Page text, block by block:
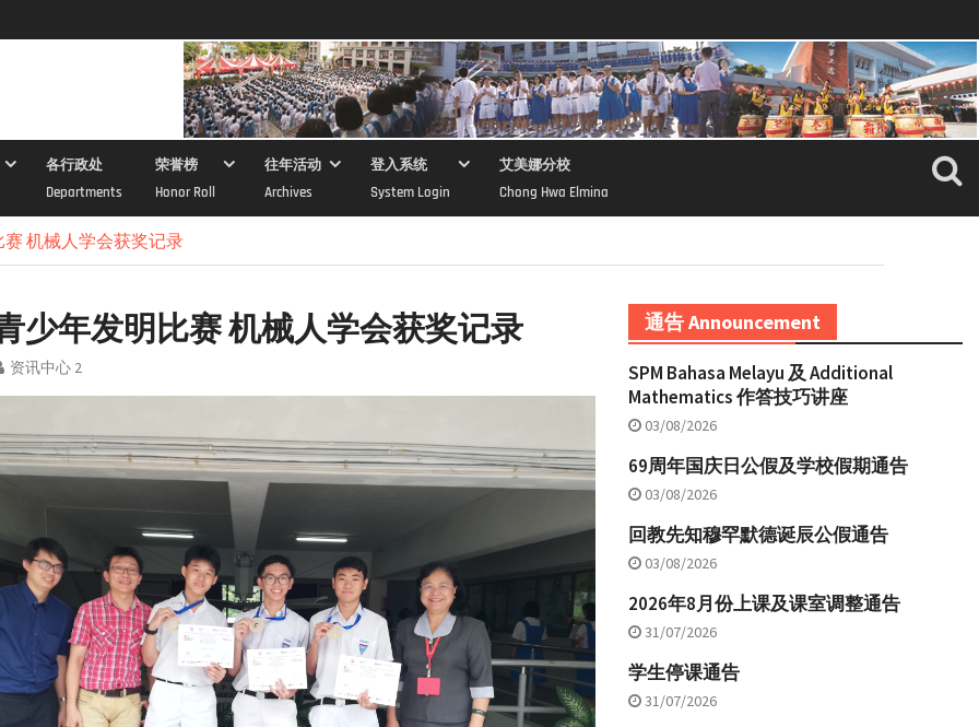
各行政处
Departments
荣誉榜
Honor Roll
往年活动
Archives
登入系统
System Login
艾美娜分校
Chong Hwa Elmina
机械人学会获奖记录
少年发明比赛 机械人学会获奖记录
资讯中心 2
通告 Announcement
SPM Bahasa Melayu 及 Additional
Mathematics 作答技巧讲座
03/08/2026
69周年国庆日公假及学校假期通告
03/08/2026
回教先知穆罕默德诞辰公假通告
03/08/2026
2026年8月份上课及课室调整通告
31/07/2026
学生停课通告
31/07/2026